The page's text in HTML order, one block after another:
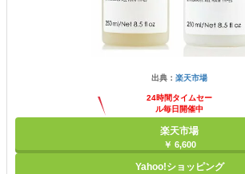
出典： 楽天市場
24時間タイムセー
ル毎日開催中
楽天市場
￥ 6,600
Yahoo!ショッピング